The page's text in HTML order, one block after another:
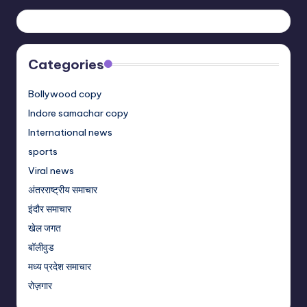
Categories
Bollywood copy
Indore samachar copy
International news
sports
Viral news
अंतरराष्ट्रीय समाचार
इंदौर समाचार
खेल जगत
बॉलीवुड
मध्य प्रदेश समाचार
रोज़गार